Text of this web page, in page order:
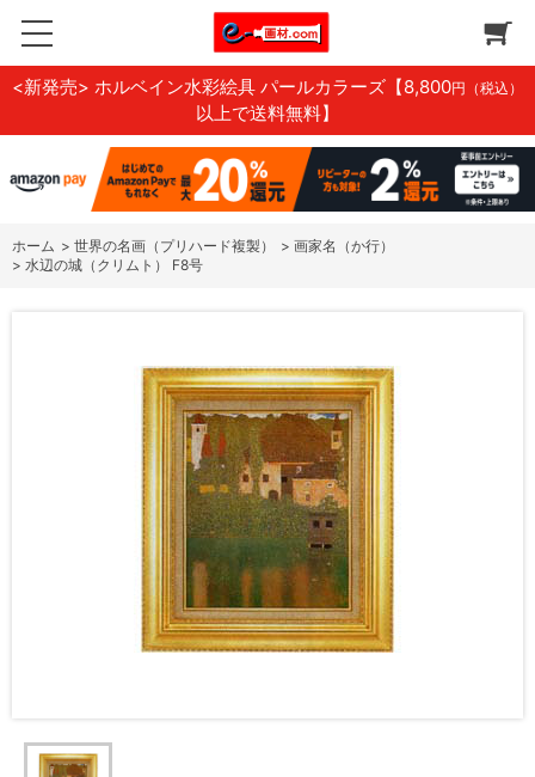
<新発売> ホルベイン水彩絵具 パールカラーズ 【8,800円（税込）
以上で送料無料】
ホーム > 世界の名画（プリハード複製） > 画家名（か行）
> 水辺の城（クリムト） F8号